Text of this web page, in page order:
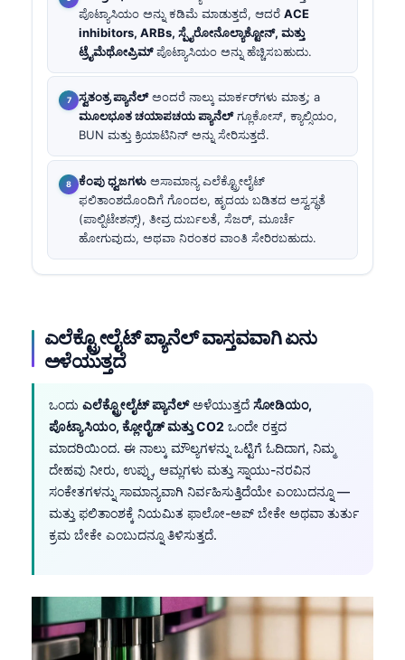
ಪೊಟ್ಯಾಸಿಯಂ ಅನ್ನು ಕಡಿಮೆ ಮಾಡುತ್ತದೆ, ಆದರೆ ACE
inhibitors, ARBs, ಸ್ಪೈರೋನೊಲ್ಯಾಕ್ಟೋನ್, ಮತ್ತು
ಟ್ರೈಮೆಥೋಪ್ರಿಮ್ಪೊಟ್ಯಾಸಿಯಂ ಅನ್ನು ಹೆಚ್ಚಿಸಬಹುದು.
ಸ್ವತಂತ್ರ ಪ್ಯಾನೆಲ್ಅಂದರೆ ನಾಲ್ಕು ಮಾರ್ಕರ್‌ಗಳು ಮಾತ್ರ; a
ಮೂಲಭೂತ ಚಯಾಪಚಯ ಪ್ಯಾನೆಲ್ಗ್ಲೂಕೋಸ್, ಕ್ಯಾಲ್ಸಿಯಂ,
BUN ಮತ್ತು ಕ್ರಿಯಾಟಿನಿನ್ ಅನ್ನು ಸೇರಿಸುತ್ತದೆ.
ಕೆಂಪು ಧ್ವಜಗಳು ಅಸಾಮಾನ್ಯ ಎಲೆಕ್ಟ್ರೋಲೈಟ್
ಫಲಿತಾಂಶದೊಂದಿಗೆ ಗೊಂದಲ, ಹೃದಯ ಬಡಿತದ ಅಸ್ವಸ್ಥತೆ
(ಪಾಲ್ಪಿಟೇಶನ್ಸ್), ತೀವ್ರ ದುರ್ಬಲತೆ, ಸೆಜರ್, ಮೂರ್ಚೆ
ಹೋಗುವುದು, ಅಥವಾ ನಿರಂತರ ವಾಂತಿ ಸೇರಿರಬಹುದು.
ಎಲೆಕ್ಟ್ರೋಲೈಟ್ ಪ್ಯಾನೆಲ್ ವಾಸ್ತವವಾಗಿ ಏನು
ಅಳೆಯುತ್ತದೆ
ಒಂದು ಎಲೆಕ್ಟ್ರೋಲೈಟ್ ಪ್ಯಾನೆಲ್ಅಳೆಯುತ್ತದೆ ಸೋಡಿಯಂ,
ಪೊಟ್ಯಾಸಿಯಂ, ಕ್ಲೋರೈಡ್ ಮತ್ತು CO2 ಒಂದೇ ರಕ್ತದ
ಮಾದರಿಯಿಂದ. ಈ ನಾಲ್ಕು ಮೌಲ್ಯಗಳನ್ನು ಒಟ್ಟಿಗೆ ಓದಿದಾಗ, ನಿಮ್ಮ
ದೇಹವು ನೀರು, ಉಪ್ಪು, ಆಮ್ಲಗಳು ಮತ್ತು ಸ್ನಾಯು-ನರವಿನ
ಸಂಕೇತಗಳನ್ನು ಸಾಮಾನ್ಯವಾಗಿ ನಿರ್ವಹಿಸುತ್ತಿದೆಯೇ ಎಂಬುದನ್ನೂ —
ಮತ್ತು ಫಲಿತಾಂಶಕ್ಕೆ ನಿಯಮಿತ ಫಾಲೋ-ಅಪ್ ಬೇಕೇ ಅಥವಾ ತುರ್ತು
ಕ್ರಮ ಬೇಕೇ ಎಂಬುದನ್ನೂ ತಿಳಿಸುತ್ತದೆ.